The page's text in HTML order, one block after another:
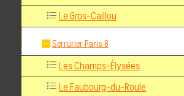
Le Gros-Caillou
Serrurier Paris 8
Les Champs-Élysées
Le Faubourg-du-Roule